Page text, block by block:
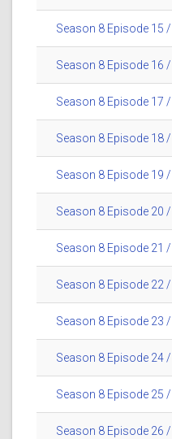
Season 8 Episode 15
Season 8 Episode 16
Season 8 Episode 17
Season 8 Episode 18
Season 8 Episode 19
Season 8 Episode 20
Season 8 Episode 21
Season 8 Episode 22
Season 8 Episode 23
Season 8 Episode 24
Season 8 Episode 25
Season 8 Episode 26